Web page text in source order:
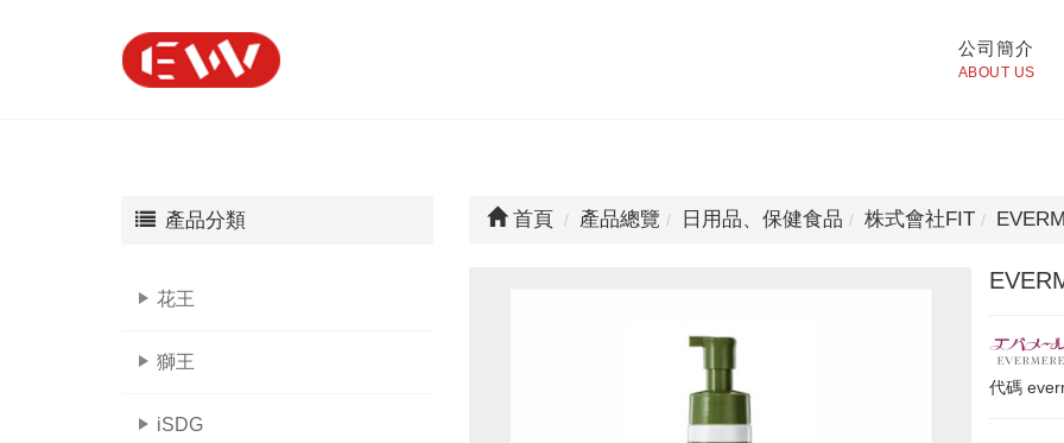
公司簡介
ABOUT US
產品分類
花王
獅王
iSDG
首頁 產品總覽 日用品、保健食品 株式會社FIT
代碼